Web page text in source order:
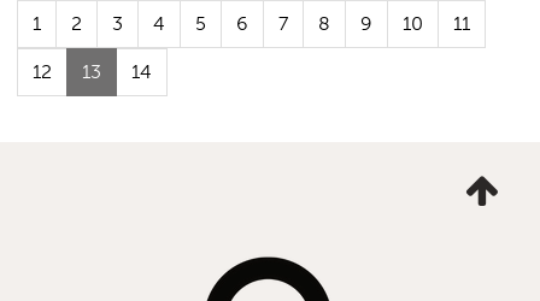
1 2 3 4 5 6 7 8 9 10 11
12 13 (Aktuell
sida)
14
mig